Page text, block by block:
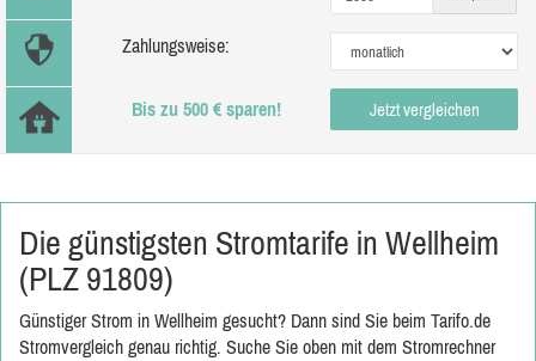
Zahlungsweise:
Bis zu 500 € sparen! Jetzt vergleichen
Die günstigsten Stromtarife in Wellheim
(PLZ 91809)
Günstiger Strom in Wellheim gesucht? Dann sind Sie beim Tarifo.de
Stromvergleich genau richtig. Suche Sie oben mit dem Stromrechner